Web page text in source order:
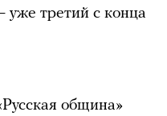
уже третий с конца
община»